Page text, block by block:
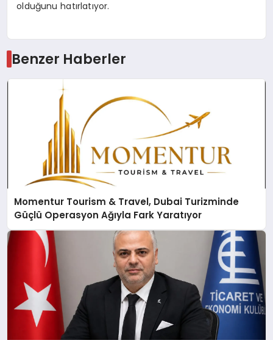
olduğunu hatırlatıyor.
Benzer Haberler
Momentur Tourism & Travel, Dubai Turizminde
Güçlü Operasyon Ağıyla Fark Yaratıyor